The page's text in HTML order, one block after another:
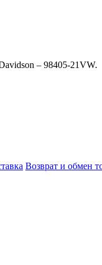
– 98405-21VW.
Возврат и обмен